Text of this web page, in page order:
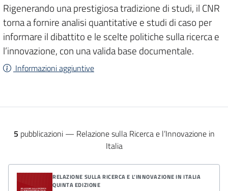
Rigenerando una prestigiosa tradizione di studi, il CNR
torna a fornire analisi quantitative e studi di caso per
informare il dibattito e le scelte politiche sulla ricerca e
l’innovazione, con una valida base documentale.
Informazioni aggiuntive
5 pubblicazioni — Relazione sulla Ricerca e l’Innovazione in
Italia
Elenco pubblicazioni
RELAZIONE SULLA RICERCA E L’INNOVAZIONE IN ITALIA
QUINTA EDIZIONE